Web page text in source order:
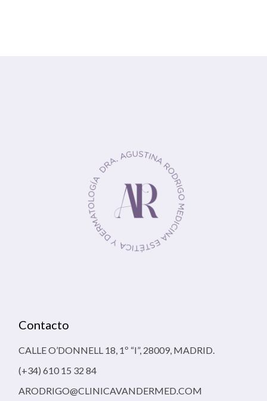
Contacto
CALLE O’DONNELL 18, 1º “I”, 28009, MADRID.
(+34) 610 15 32 84
ARODRIGO@CLINICAVANDERMED.COM